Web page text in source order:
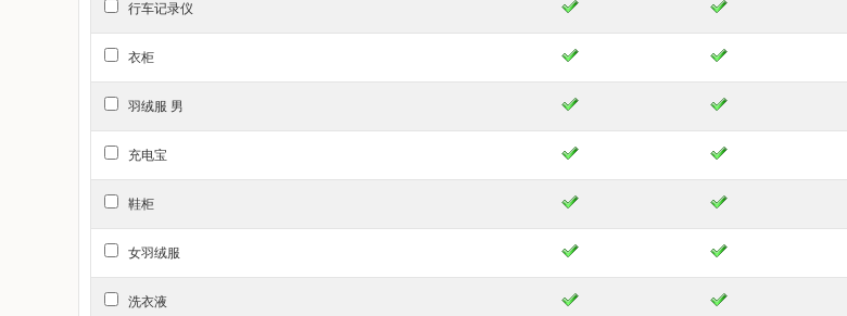
床上用品(2591)
商业/办公家具(1920)
五金/工具(6479)
家装主材(3604)
家居饰品(4539)
电子/电工(2067)
基础建材(2282)
全屋定制(1136)
特色手工艺(214)
装修设计/施工/监理(88)
行车记录仪
衣柜
羽绒服 男
充电宝
鞋柜
女羽绒服
洗衣液